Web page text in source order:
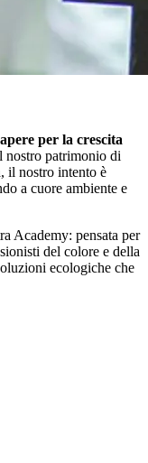
per la crescita
patrimonio di
il nostro intento è
a cuore ambiente e
Academy: pensata per
del colore e della
ecologiche che